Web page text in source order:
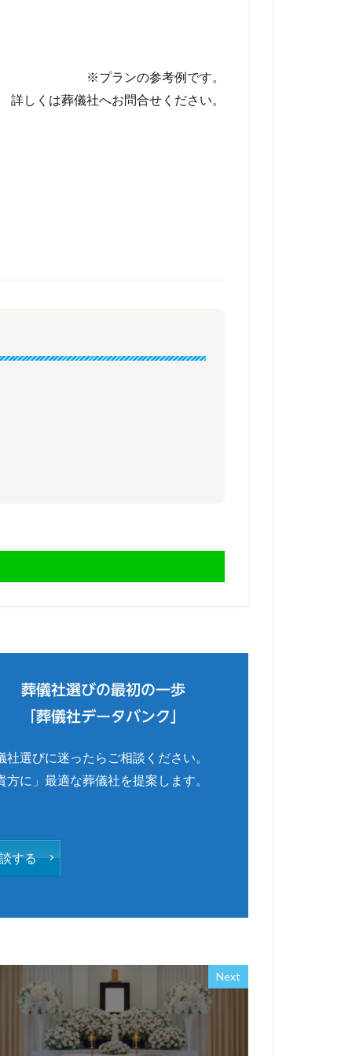
※プランの参考例です。
詳しくは葬儀社へお問合せください。
葬儀社選びの最初の一歩
「葬儀社データバンク」
社選びに迷ったらご相談ください。
方に」最適な葬儀社を提案します。
する
Next